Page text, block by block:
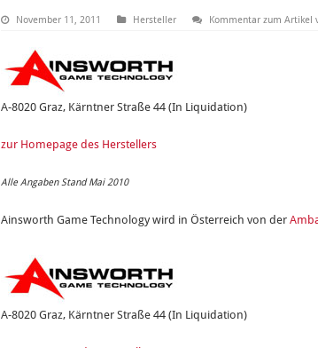
November 11, 2011 Hersteller Kommentar zum Artikel
A-8020 Graz, Kärntner Straße 44 (In Liquidation)
zur Homepage des Herstellers
Alle Angaben Stand Mai 2010
Ainsworth Game Technology wird in Österreich von der
A-8020 Graz, Kärntner Straße 44 (In Liquidation)